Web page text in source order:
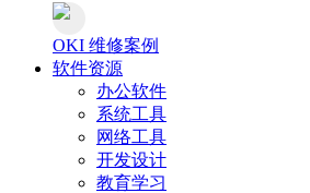
OKI 维修案例
软件资源
办公软件
系统工具
网络工具
开发设计
教育学习